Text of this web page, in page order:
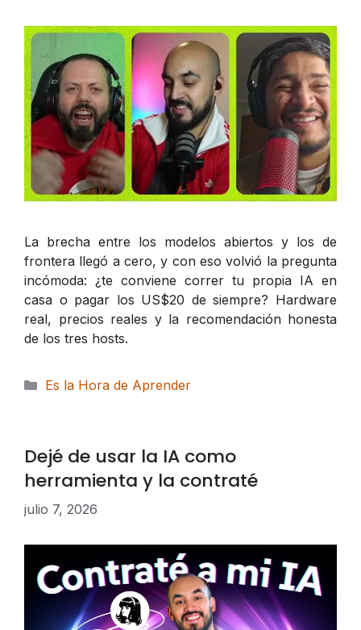
La brecha entre los modelos abiertos y los de
frontera llegó a cero, y con eso volvió la pregunta
incómoda: ¿te conviene correr tu propia IA en
casa o pagar los US$20 de siempre? Hardware
real, precios reales y la recomendación honesta
de los tres hosts.
Categorías
Es la Hora de Aprender
Dejé de usar la IA como
herramienta y la contraté
julio 7, 2026